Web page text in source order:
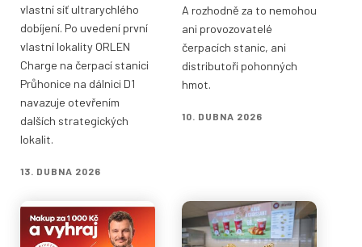
vlastní síť ultrarychlého
dobíjení. Po uvedení první
vlastní lokality ORLEN
Charge na čerpací stanici
Průhonice na dálnici D1
navazuje otevřením
dalších strategických
lokalit.
13. DUBNA 2026
A rozhodně za to nemohou
ani provozovatelé
čerpacích stanic, ani
distributoři pohonných
hmot.
10. DUBNA 2026